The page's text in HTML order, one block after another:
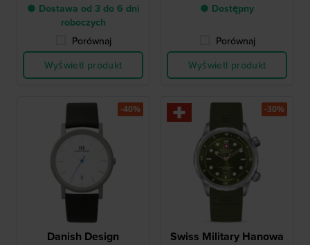
● Dostawa od 3 do 6 dni
roboczych
Porównaj
Wyświetl produkt
● Dostępny
Porównaj
Wyświetl produkt
Danish Design
-40%
Swiss Military Hanowa
-30%